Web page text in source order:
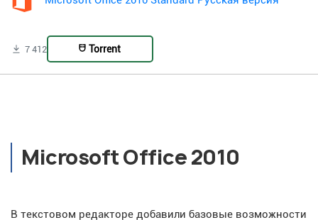
7 412 Torrent
Microsoft Office 2010
В текстовом редакторе добавили базовые возможности